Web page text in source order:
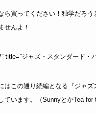
ら買ってください！独学だろ
せんよ！
title=”ジャズ・スタンダード
はこの通り続編となる『ジャ
います。（SunnyとかTea